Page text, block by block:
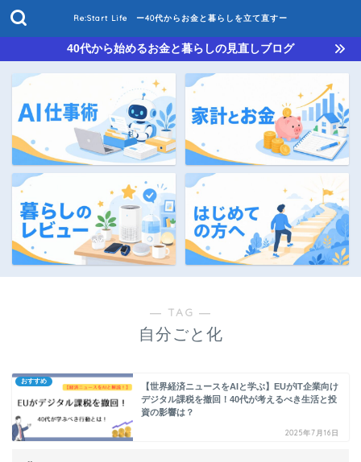
Re:Start Life ー40代からお金と暮らしを立て直すー
40代から始めるお金と暮らしの見直しブログ
― TAG ―
自分ごと化
おすすめ
【世界経済ニュースをAIと学ぶ】EUがIT企業向け
デジタル課税を撤回！40代が考えるべき生活と投
資の影響は？
2025年7月16日